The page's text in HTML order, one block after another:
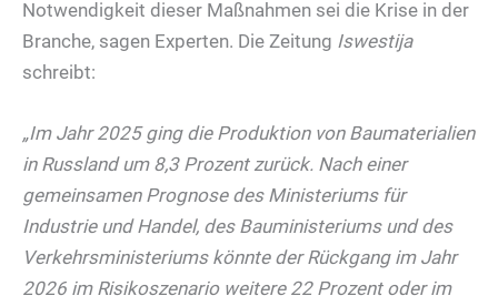
Notwendigkeit dieser Maßnahmen sei die Krise in der
Branche, sagen Experten. Die Zeitung Iswestija
schreibt:
„Im Jahr 2025 ging die Produktion von Baumaterialien
in Russland um 8,3 Prozent zurück. Nach einer
gemeinsamen Prognose des Ministeriums für
Industrie und Handel, des Bauministeriums und des
Verkehrsministeriums könnte der Rückgang im Jahr
2026 im Risikoszenario weitere 22 Prozent oder im